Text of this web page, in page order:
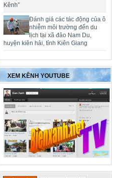
Đánh giá các tác động của ô
nhiễm môi trường đến du
lịch tại xã đảo Nam Du,
huyện kiên hải, tỉnh Kiên Giang
XEM KÊNH YOUTUBE